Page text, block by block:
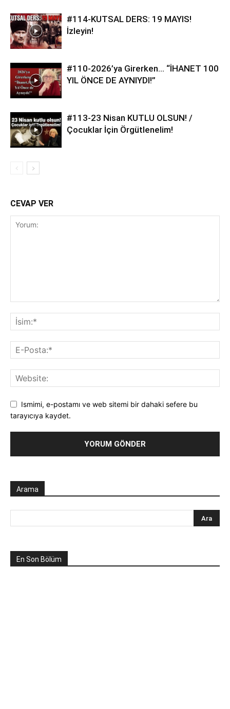
#114-KUTSAL DERS: 19 MAYIS!
İzleyin!
#110-2026’ya Girerken… “İHANET 100
YIL ÖNCE DE AYNIYDI!”
#113-23 Nisan KUTLU OLSUN! /
Çocuklar İçin Örgütlenelim!
CEVAP VER
Ismimi, e-postamı ve web sitemi bir dahaki sefere bu
tarayıcıya kaydet.
Arama
En Son Bölüm